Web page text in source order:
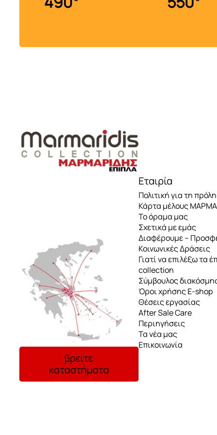
Τραπέζια δείπνου
βρείτε
καταστήματα
Εταιρία
Πολιτική για τη
Κάρτα μέλους
Το όραμα μας
Σχετικά με εμάς
Διαφέρουμε –
Κοινωνικές Δράσεις
Γιατί να επιλέξω τα
collection
Σύμβουλος
Όροι χρήσης E-shop
Θέσεις εργασίας
After Sale Care
Περιηγήσεις
Τα νέα μας
Επικοινωνία